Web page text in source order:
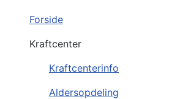
Forside
Kraftcenter
Kraftcenterinfo
Aldersopdeling